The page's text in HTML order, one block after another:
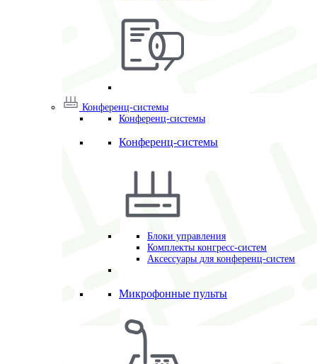
Конференц-системы
Конференц-системы
Конференц-системы
Блоки управления
Комплекты конгресс-систем
Аксессуары для конференц-систем
Микрофонные пульты